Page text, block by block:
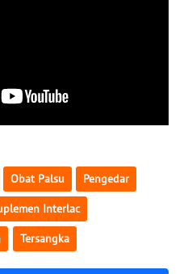
Obat Palsu Pengedar
Interlac
Tersangka